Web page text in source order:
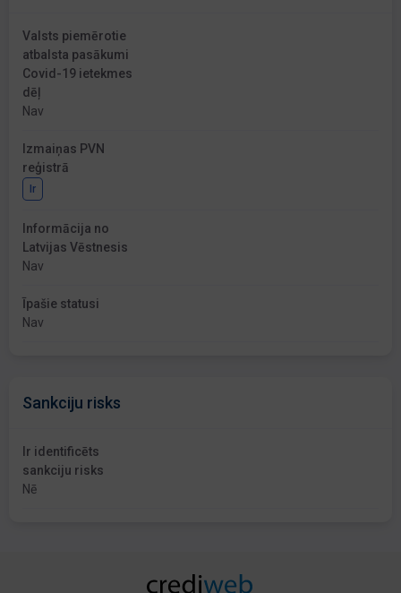
Valsts piemērotie
atbalsta pasākumi
Covid-19 ietekmes
dēļ
Nav
Izmaiņas PVN
reģistrā
Ir
Informācija no
Latvijas Vēstnesis
Nav
Īpašie statusi
Nav
Sankciju risks
Ir identificēts
sankciju risks
Nē